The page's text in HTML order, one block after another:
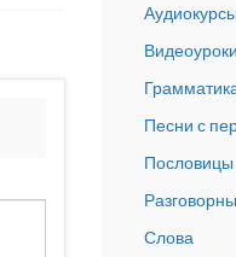
Аудиокурсы
Песни с
Пословицы
Слова